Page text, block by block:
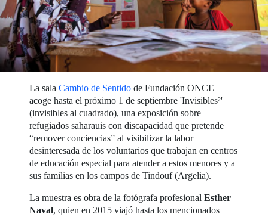
La salaCambio de Sentido de Fundación ONCE
acoge hasta el próximo 1 de septiembre 'Invisibles²'
(invisibles al cuadrado), una exposición sobre
refugiados saharauis con discapacidad que pretende
“remover conciencias” al visibilizar la labor
desinteresada de los voluntarios que trabajan en centros
de educación especial para atender a estos menores y a
sus familias en los campos de Tindouf (Argelia).
La muestra es obra de la fotógrafa profesionalEsther
Naval, quien en 2015 viajó hasta los mencionados